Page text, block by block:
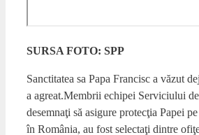
SURSA FOTO: SPP
Sanctitatea sa Papa Francisc a văzut
a agreat.Membrii echipei Serviciului
desemnaţi să asigure protecţia Papei
în România, au fost selectaţi dintre